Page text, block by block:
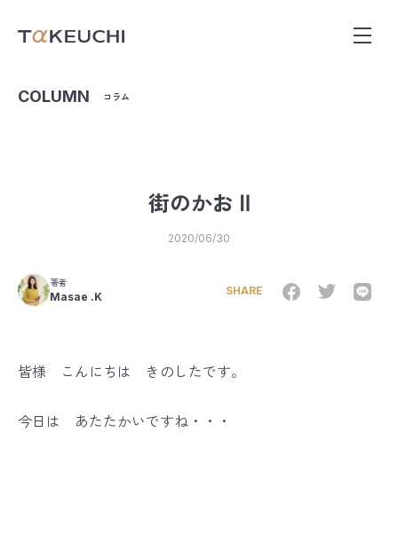
COLUMN コラム
街のかお Ⅱ
2020/06/30
著者
Masae .K SHARE
皆様 こんにちは きのしたです。
今日は あたたかいですね・・・